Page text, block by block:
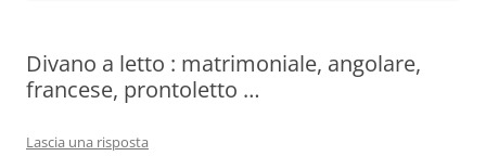
Divano a letto : matrimoniale, angolare,
francese, prontoletto …
Lascia una risposta